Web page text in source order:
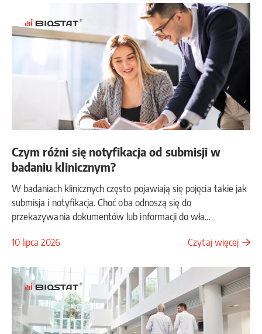
Czym różni się notyfikacja od submisji w
badaniu klinicznym?
W badaniach klinicznych często pojawiają się pojęcia takie jak
submisja i notyfikacja. Choć oba odnoszą się do
przekazywania dokumentów lub informacji do wła...
10 lipca 2026 Czytaj więcej